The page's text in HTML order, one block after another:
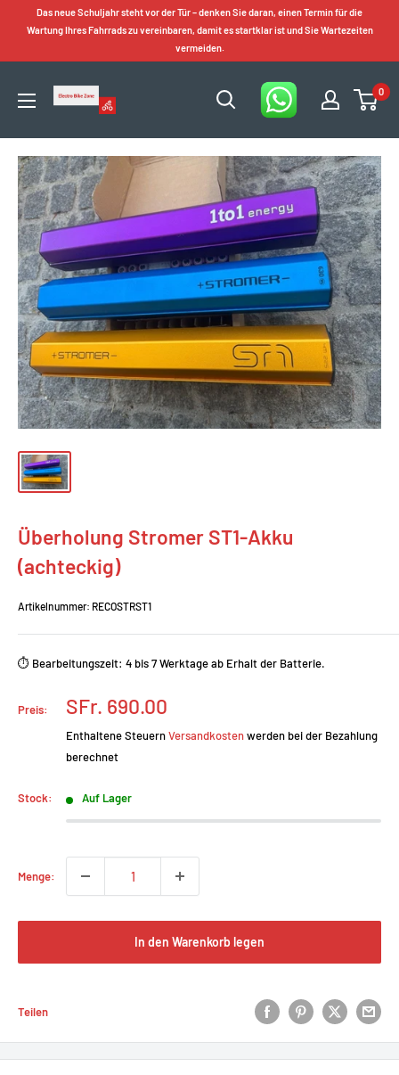
Inhalt
Das neue Schuljahr steht vor der Tür – denken Sie daran, einen Termin für die
Wartung Ihres Fahrrads zu vereinbaren, damit es startklar ist und Sie Wartezeiten
vermeiden.
Electro
Zone
0
Überholung Stromer ST1-Akku
(achteckig)
Artikelnummer: RECOSTRST1
⏱️ Bearbeitungszeit: 4 bis 7 Werktage ab Erhalt der Batterie.
Preis:
Prix
réduit
SFr. 690.00
Enthaltene SteuernVersandkostenwerden bei der Bezahlung
berechnet
Stock: Auf Lager
Menge:
In den Warenkorb legen
Teilen